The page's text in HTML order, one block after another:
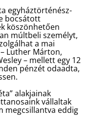
egyháztörténész-
bocsátott
köszönhetően
múltbeli személyt,
a mai
Luther Márton,
– mellett egy 12
pénzét odaadta,
alakjainak
vállaltak
megcsillantva eddig